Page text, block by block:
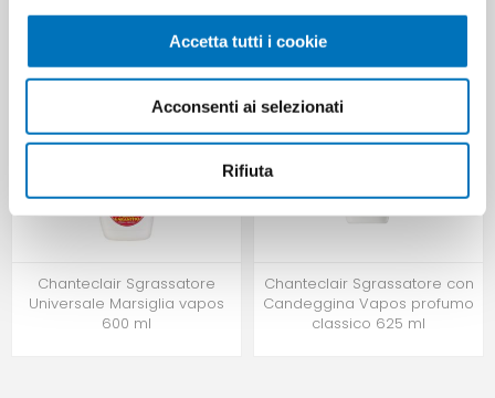
Accetta tutti i cookie
Acconsenti ai selezionati
Rifiuta
Chanteclair Sgrassatore
Universale Marsiglia vapos
600 ml
Chanteclair Sgrassatore con
Candeggina Vapos profumo
classico 625 ml